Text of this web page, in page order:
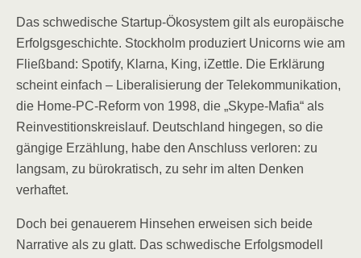
Das schwedische Startup-Ökosystem gilt als europäische
Erfolgsgeschichte. Stockholm produziert Unicorns wie am
Fließband: Spotify, Klarna, King, iZettle. Die Erklärung
scheint einfach – Liberalisierung der Telekommunikation,
die Home-PC-Reform von 1998, die „Skype-Mafia“ als
Reinvestitionskreislauf. Deutschland hingegen, so die
gängige Erzählung, habe den Anschluss verloren: zu
langsam, zu bürokratisch, zu sehr im alten Denken
verhaftet.
Doch bei genauerem Hinsehen erweisen sich beide
Narrative als zu glatt. Das schwedische Erfolgsmodell